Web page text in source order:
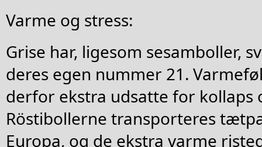
Varme og stress:
Grise har, ligesom sesamboller,
deres egen nummer 21.
derfor ekstra udsatte for kollaps
Röstibollerne transporteres
Europa, og de ekstra varme